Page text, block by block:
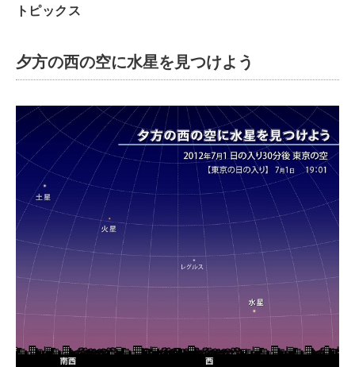
トピックス
夕方の西の空に水星を見つけよう